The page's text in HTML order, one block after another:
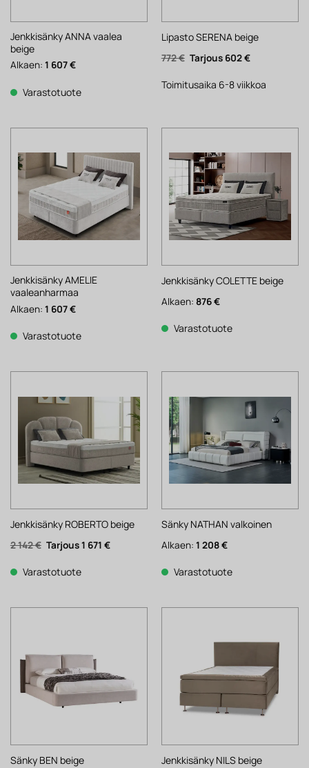
Jenkkisänky ANNA vaalea
beige
Alkaen: 1 607€
Varastotuote
Lipasto SERENA beige
772€ Alkuperäinen
hinta
772 €.
602€Nykyinen
602 €.
Toimitusaika 6-8 viikkoa
Jenkkisänky AMELIE
vaaleanharmaa
Alkaen: 1 607€
Varastotuote
Jenkkisänky COLETTE beige
Alkaen: 876€
Varastotuote
Jenkkisänky ROBERTO beige
2 142€ Alkuperäinen
hinta
2
142 €.
1 671 €Nykyinen
Varastotuote
Sänky NATHAN valkoinen
Alkaen: 1 208€
Varastotuote
Sänky BEN beige Jenkkisänky NILS beige